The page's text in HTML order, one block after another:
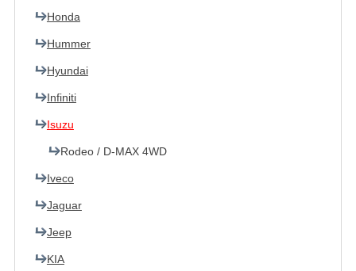
Honda
Hummer
Hyundai
Infiniti
Isuzu
Rodeo / D-MAX 4WD
Iveco
Jaguar
Jeep
KIA